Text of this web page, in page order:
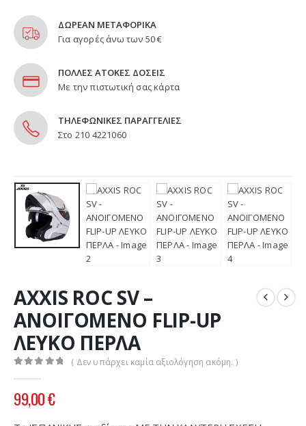
ΔΩΡΕΑΝ ΜΕΤΑΦΟΡΙΚΑ
Για αγορές άνω των 50 €
ΠΟΛΛΕΣ ΑΤΟΚΕΣ ΔΟΣΕΙΣ
Με την πιστωτική σας κάρτα
ΤΗΛΕΦΩΝΙΚΕΣ ΠΑΡΑΓΓΕΛΙΕΣ
Στο 210 4221060
AXXIS ROC SV –
ΑΝΟΙΓΟΜΕΝΟ FLIP-UP
ΛΕΥΚΟ ΠΕΡΛΑ
( Δεν υπάρχει καμία αξιολόγηση ακόμη. )
99,00€